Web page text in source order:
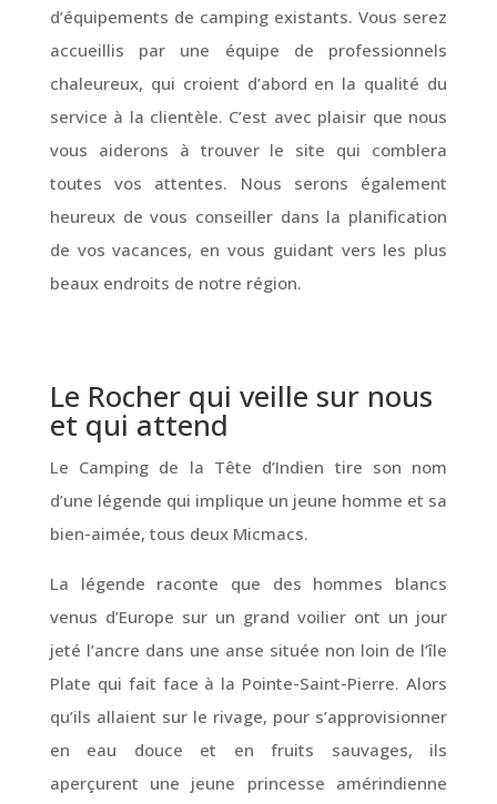
d’équipements de camping existants. Vous serez
accueillis par une équipe de professionnels
chaleureux, qui croient d’abord en la qualité du
service à la clientèle. C’est avec plaisir que nous
vous aiderons à trouver le site qui comblera
toutes vos attentes. Nous serons également
heureux de vous conseiller dans la planification
de vos vacances, en vous guidant vers les plus
beaux endroits de notre région.
Le Rocher qui veille sur nous
et qui attend
Le Camping de la Tête d’Indien tire son nom
d’une légende qui implique un jeune homme et sa
bien-aimée, tous deux Micmacs.
La légende raconte que des hommes blancs
venus d’Europe sur un grand voilier ont un jour
jeté l’ancre dans une anse située non loin de l’île
Plate qui fait face à la Pointe-Saint-Pierre. Alors
qu’ils allaient sur le rivage, pour s’approvisionner
en eau douce et en fruits sauvages, ils
aperçurent une jeune princesse amérindienne